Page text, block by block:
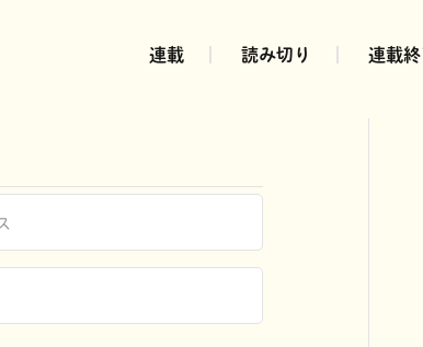
連載 読み切り 連載終